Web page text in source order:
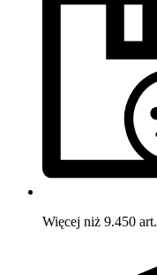
Więcej niż 9.450 art.